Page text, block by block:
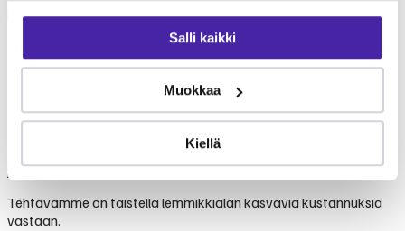
Salli kaikki
Muokkaa
Kiellä
Furro on vaihtoehto
lemmikkivakuutukselle
Furro ei ole lemmikkivakuutus. Se on nykyaikainen vaihtoehto,
jolla turvaat koirasi tai kissasi keskimäärin puolet edullisemmin.
Tehtävämme on taistella lemmikkialan kasvavia kustannuksia
vastaan.